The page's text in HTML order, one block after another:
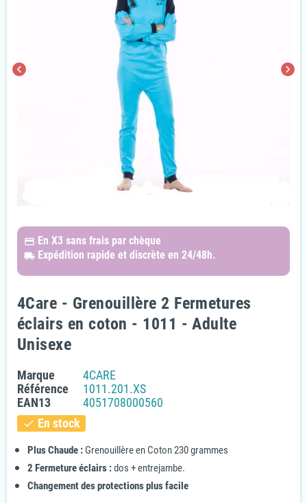
chevron_left chevron_right
paymentsEn X3 sans frais par chèque
local_shipping Expédition rapide et discrète en 24/48h.
4Care - Grenouillère 2 Fermetures
éclairs en coton - 1011 - Adulte
Unisexe
Marque
4CARE
Référence
1011.201.XS
EAN13
4051708000560
check En stock
Plus Chaude : Grenouillère en Coton 230 grammes
2 Fermeture éclairs :dos + entrejambe.
Changement des protections plus facile